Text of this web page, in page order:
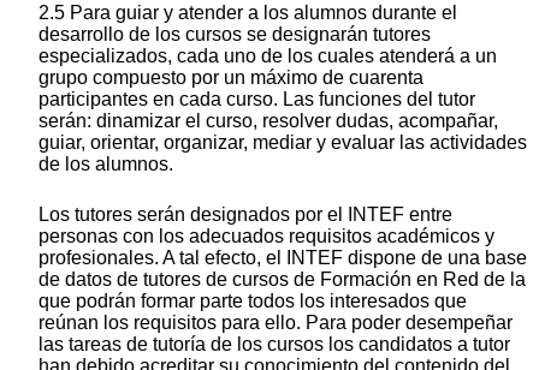
2.5 Para guiar y atender a los alumnos durante el
desarrollo de los cursos se designarán tutores
especializados, cada uno de los cuales atenderá a un
grupo compuesto por un máximo de cuarenta
participantes en cada curso. Las funciones del tutor
serán: dinamizar el curso, resolver dudas, acompañar,
guiar, orientar, organizar, mediar y evaluar las actividades
de los alumnos.
Los tutores serán designados por el INTEF entre
personas con los adecuados requisitos académicos y
profesionales. A tal efecto, el INTEF dispone de una base
de datos de tutores de cursos de Formación en Red de la
que podrán formar parte todos los interesados que
reúnan los requisitos para ello. Para poder desempeñar
las tareas de tutoría de los cursos los candidatos a tutor
han debido acreditar su conocimiento del contenido del